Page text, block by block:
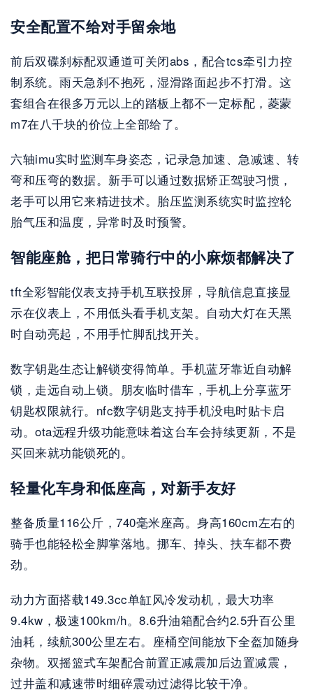
安全配置不给对手留余地
前后双碟刹标配双通道可关闭abs，配合tcs牵引力控
制系统。雨天急刹不抱死，湿滑路面起步不打滑。这
套组合在很多万元以上的踏板上都不一定标配，菱蒙
m7在八千块的价位上全部给了。
六轴imu实时监测车身姿态，记录急加速、急减速、转
弯和压弯的数据。新手可以通过数据矫正驾驶习惯，
老手可以用它来精进技术。胎压监测系统实时监控轮
胎气压和温度，异常时及时预警。
智能座舱，把日常骑行中的小麻烦都解决了
tft全彩智能仪表支持手机互联投屏，导航信息直接显
示在仪表上，不用低头看手机支架。自动大灯在天黑
时自动亮起，不用手忙脚乱找开关。
数字钥匙生态让解锁变得简单。手机蓝牙靠近自动解
锁，走远自动上锁。朋友临时借车，手机上分享蓝牙
钥匙权限就行。nfc数字钥匙支持手机没电时贴卡启
动。ota远程升级功能意味着这台车会持续更新，不是
买回来就功能锁死的。
轻量化车身和低座高，对新手友好
整备质量116公斤，740毫米座高。身高160cm左右的
骑手也能轻松全脚掌落地。挪车、掉头、扶车都不费
劲。
动力方面搭载149.3cc单缸风冷发动机，最大功率
9.4kw，极速100km/h。8.6升油箱配合约2.5升百公里
油耗，续航300公里左右。座桶空间能放下全盔加随身
杂物。双摇篮式车架配合前置正减震加后边置减震，
过井盖和减速带时细碎震动过滤得比较干净。